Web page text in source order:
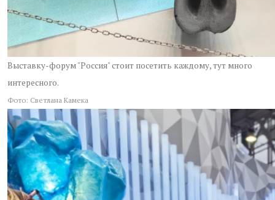
Выставку-форум "Россия" стоит посетить каждому, тут много
интересного.
Фото: Светлана Камека